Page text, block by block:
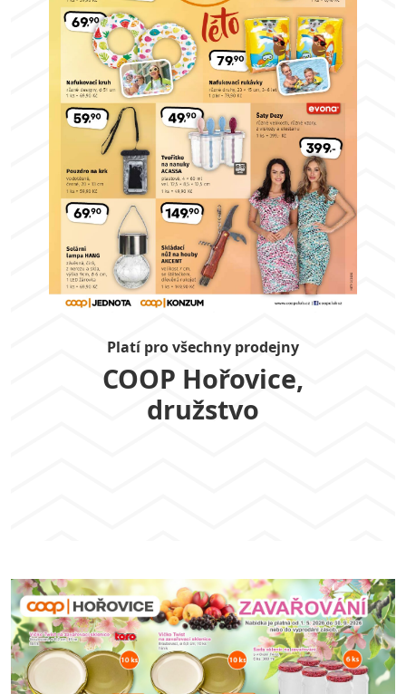
Platí pro všechny prodejny
COOP Hořovice,
družstvo